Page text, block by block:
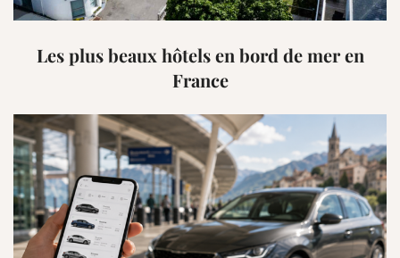
Les plus beaux hôtels en bord de mer en
France